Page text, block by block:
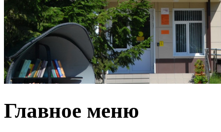
Главное меню